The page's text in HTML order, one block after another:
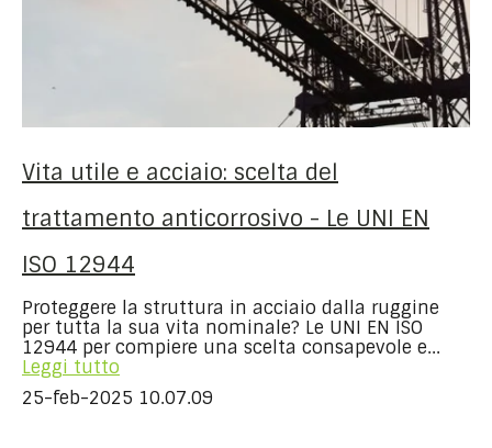
Vita utile e acciaio: scelta del
trattamento anticorrosivo - Le UNI EN
ISO 12944
Proteggere la struttura in acciaio dalla ruggine
per tutta la sua vita nominale? Le UNI EN ISO
12944 per compiere una scelta consapevole e...
Leggi tutto
25-feb-2025 10.07.09